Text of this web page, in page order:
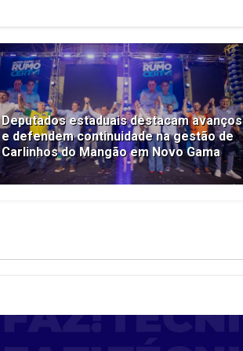
Deputados estaduais destacam avanços
e defendem continuidade na gestão de
Carlinhos do Mangão em Novo Gama